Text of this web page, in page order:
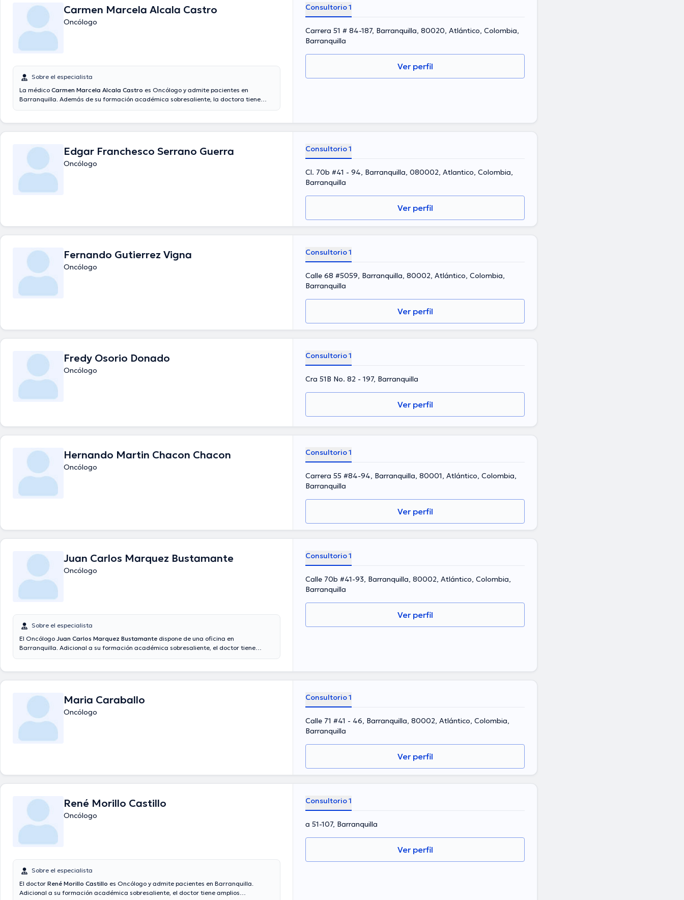
Carmen Marcela Alcala Castro
Oncólogo
Sobre el especialista
La médico Carmen Marcela Alcala Castro es Oncólogo y admite pacientes en
Barranquilla. Además de su formación académica sobresaliente, la doctora tiene
su temática de especialización y ha difundido diversos comunicados. Finalmente, la
especialista puede hablar en Español.
Consultorio 1
Carrera 51 # 84-187, Barranquilla, 80020, Atlántico, Colombia,
Barranquilla
Ver perfil
Edgar Franchesco Serrano Guerra
Oncólogo
Consultorio 1
Cl. 70b #41 - 94, Barranquilla, 080002, Atlantico, Colombia,
Barranquilla
Ver perfil
Fernando Gutierrez Vigna
Oncólogo
Consultorio 1
Calle 68 #5059, Barranquilla, 80002, Atlántico, Colombia,
Barranquilla
Ver perfil
Fredy Osorio Donado
Oncólogo
Consultorio 1
Cra 51B No. 82 - 197, Barranquilla
Ver perfil
Hernando Martin Chacon Chacon
Oncólogo
Consultorio 1
Carrera 55 #84-94, Barranquilla, 80001, Atlántico, Colombia,
Barranquilla
Ver perfil
Juan Carlos Marquez Bustamante
Oncólogo
Sobre el especialista
El Oncólogo Juan Carlos Marquez Bustamante dispone de una oficina en
Barranquilla. Adicional a su formación académica sobresaliente, el doctor tiene
ámbito de especialización y ha compartido numerosas publicaciones. Finalmente, el
médico puede hablar Español en su consultorio.
Consultorio 1
Calle 70b #41-93, Barranquilla, 80002, Atlántico, Colombia,
Barranquilla
Ver perfil
Maria Caraballo
Oncólogo
Consultorio 1
Calle 71 #41 - 46, Barranquilla, 80002, Atlántico, Colombia,
Barranquilla
Ver perfil
René Morillo Castillo
Oncólogo
Sobre el especialista
El doctor René Morillo Castillo es Oncólogo y admite pacientes en Barranquilla.
Adicional a su formación académica sobresaliente, el doctor tiene amplios
Consultorio 1
a 51-107, Barranquilla
Ver perfil